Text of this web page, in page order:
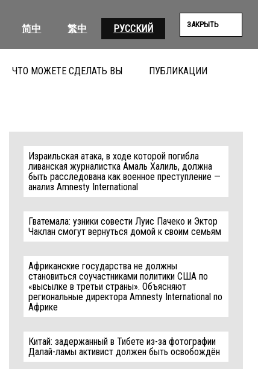
简中 繁中 РУССКИЙ ЗАКРЫТЬ
ЧТО МОЖЕТЕ СДЕЛАТЬ ВЫ ПУБЛИКАЦИИ
Израильская атака, в ходе которой погибла
ливанская журналистка Амаль Халиль, должна
быть расследована как военное преступление —
анализ Amnesty International
Гватемала: узники совести Луис Пачеко и Эктор
Чаклан смогут вернуться домой к своим семьям
Африканские государства не должны
становиться соучастниками политики США по
«высылке в третьи страны». Объясняют
региональные директора Amnesty International по
Африке
Китай: задержанный в Тибете из-за фотографии
Далай-ламы активист должен быть освобождён